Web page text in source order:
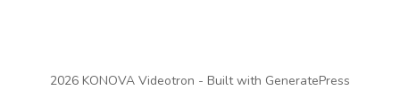
2026 KONOVA Videotron - Built with GeneratePress